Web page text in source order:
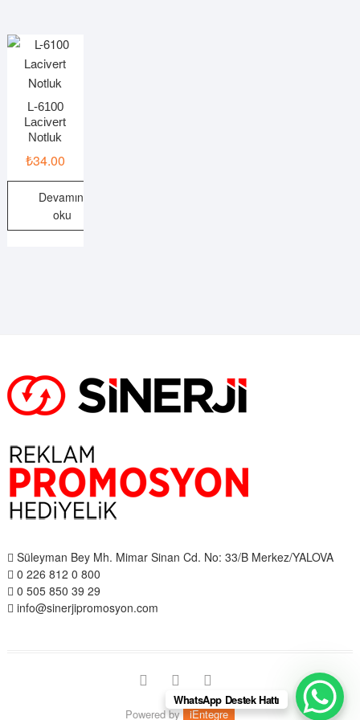
L-6100
Lacivert
Notluk
₺34.00
Devamını
oku
Süleyman Bey Mh. Mimar Sinan Cd. No: 33/B Merkez/YALOVA
0 226 812 0 800
0 505 850 39 29
info@sinerjipromosyon.com
facebookinstagram
Powered byiEntegre
WhatsApp Destek Hattı